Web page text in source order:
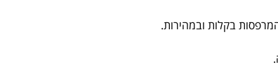
בקלות ובמהירות.